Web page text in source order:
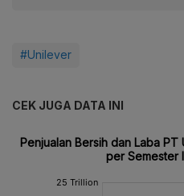
#Unilever
CEK JUGA DATA INI